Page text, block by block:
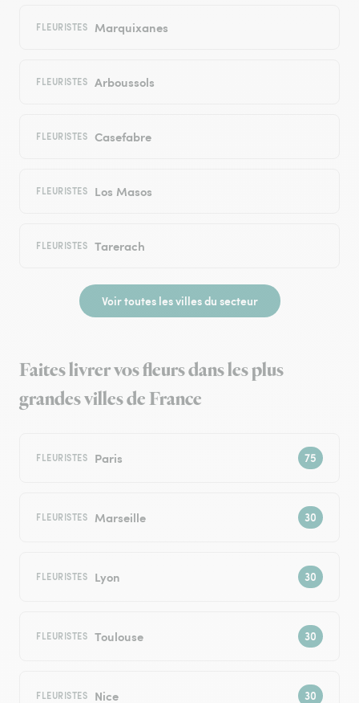
FLEURISTES Marquixanes
FLEURISTES Arboussols
FLEURISTES Casefabre
FLEURISTES Los Masos
FLEURISTES Tarerach
Voir toutes les villes du secteur
Faites livrer vos fleurs dans les plus
grandes villes de France
FLEURISTES Paris
FLEURISTES Marseille
FLEURISTES Lyon
FLEURISTES Toulouse
FLEURISTES Nice